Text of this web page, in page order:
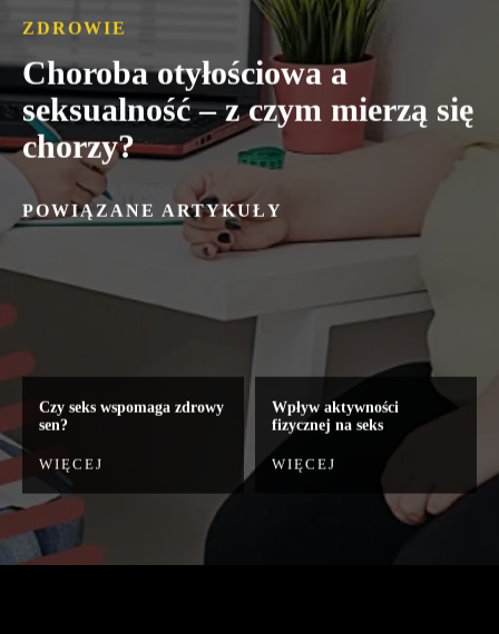
ZDROWIE
Choroba otyłościowa a
seksualność – z czym mierzą się
chorzy?
POWIĄZANE ARTYKUŁY
Czy seks wspomaga zdrowy
sen?
WIĘCEJ
Wpływ aktywności
fizycznej na seks
WIĘCEJ